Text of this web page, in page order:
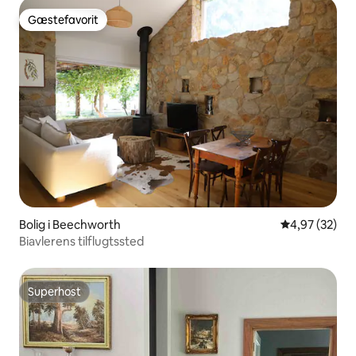
Gæstefavorit
Gæstefavorit
Bolig i Beechworth 4,97 ud af 5 i
4,97 (32)
Biavlerens tilflugtssted
Superhost
Superhost